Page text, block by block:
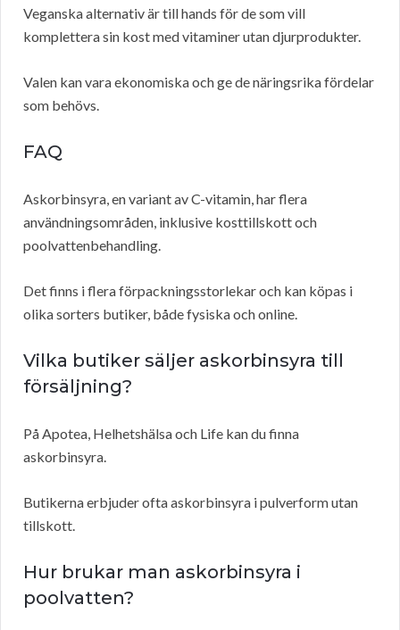
Veganska alternativ är till hands för de som vill
komplettera sin kost med vitaminer utan djurprodukter.
Valen kan vara ekonomiska och ge de näringsrika fördelar
som behövs.
FAQ
Askorbinsyra, en variant av C-vitamin, har flera
användningsområden, inklusive kosttillskott och
poolvattenbehandling.
Det finns i flera förpackningsstorlekar och kan köpas i
olika sorters butiker, både fysiska och online.
Vilka butiker säljer askorbinsyra till
försäljning?
På Apotea, Helhetshälsa och Life kan du finna
askorbinsyra.
Butikerna erbjuder ofta askorbinsyra i pulverform utan
tillskott.
Hur brukar man askorbinsyra i
poolvatten?